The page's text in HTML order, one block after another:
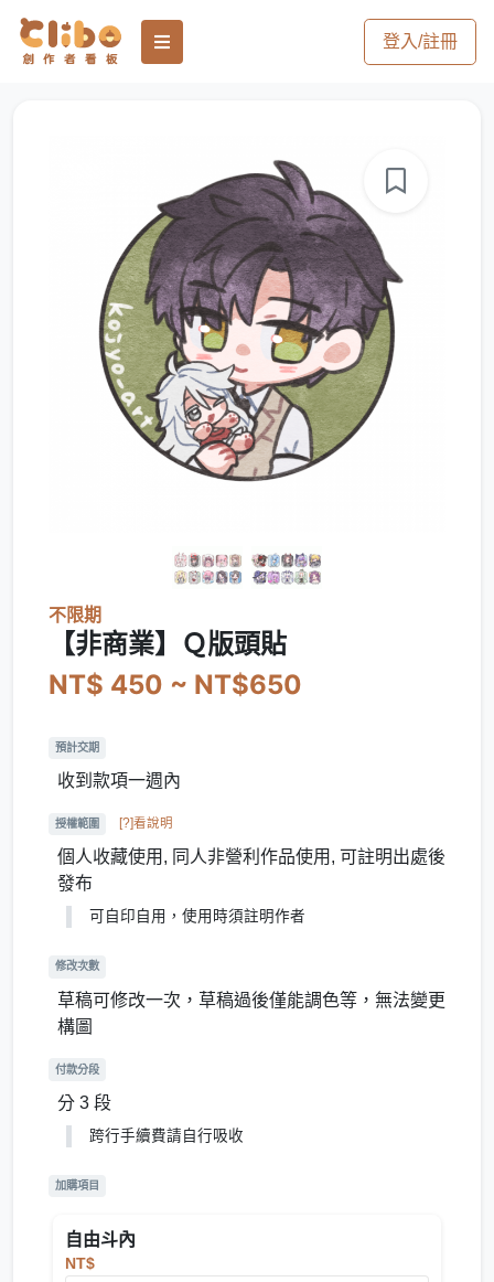
登入/註冊
不限期
【非商業】Ｑ版頭貼
NT$ 450 ~ NT$650
預計交期
收到款項一週內
授權範圍 [?]看說明
個人收藏使用, 同人非營利作品使用, 可註明出處後
發布
可自印自用，使用時須註明作者
修改次數
草稿可修改一次，草稿過後僅能調色等，無法變更
構圖
付款分段
分 3 段
跨行手續費請自行吸收
加購項目
自由斗內
NT$